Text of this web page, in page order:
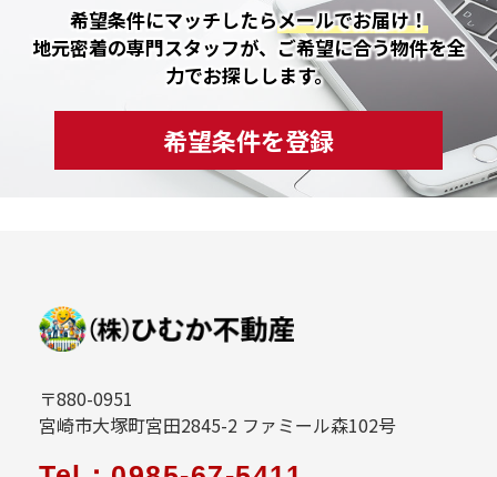
希望条件にマッチしたらメールでお届け！
地元密着の専門スタッフが、ご希望に合う物件を全
力でお探しします。
希望条件を登録
〒880-0951
宮崎市大塚町宮田2845-2 ファミール森102号